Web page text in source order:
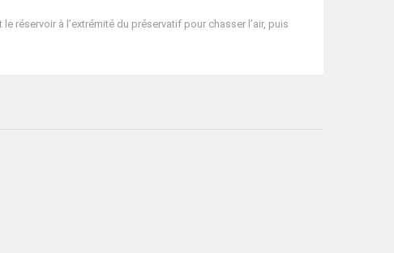
réservoir à l’extrémité du préservatif pour chasser l’air, puis